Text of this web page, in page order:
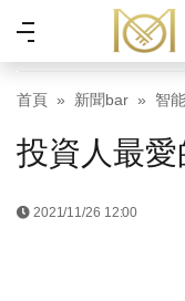
Skip to main content
能
首頁 新聞bar 智
投資人最
2021/11/26 12:00